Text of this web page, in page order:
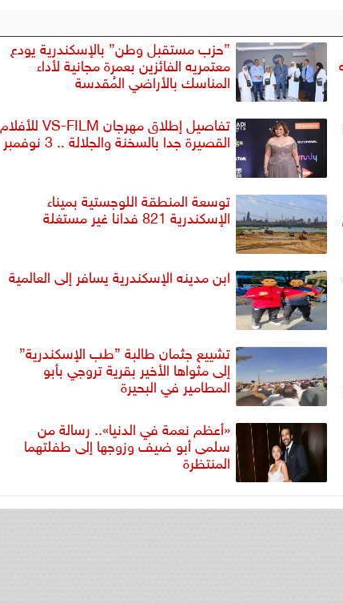
”حزب مستقبل وطن” بالإسكندرية يودع
معتمريه الفائزين بعمرة مجانية لأداء
المناسك بالأراضي المُقدسة
تفاصيل إطلاق مهرجان VS-FILM للأفلام
القصيرة جدا بالسخنة والجلالة .. 3 نوفمبر
توسعة المنطقة اللوجستية بميناء
الإسكندرية 821 فدانا غير مستغلة
ابن مدينه الإسكندرية يسافر إلى العالمية
تشييع جثمان طالبة ”طب الإسكندرية”
إلى مثواها الأخير بقرية تروجي بأبو
المطامير في البحيرة
«أعظم نعمة في الدنيا».. رسالة من
سلمى أبو ضيف وزوجها إلى طفلتهما
المنتظرة